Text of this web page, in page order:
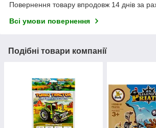
Повернення товару впродовж 14 днів за
Всі умови повернення
Подібні товари компанії